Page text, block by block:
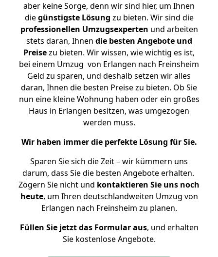
aber keine Sorge, denn wir sind hier, um Ihnen
diegünstigste Lösung zu bieten. Wir sind die
professionellen Umzugsexperten und arbeiten
stets daran, Ihnen die besten Angebote und
Preisezu bieten. Wir wissen, wie wichtig es ist,
bei einem Umzug von Erlangen nach Freinsheim
Geld zu sparen, und deshalb setzen wir alles
daran, Ihnen die besten Preise zu bieten. Ob Sie
nun eine kleine Wohnung haben oder ein großes
Haus in Erlangen besitzen, was umgezogen
werden muss.
Wir haben immer die perfekte Lösung für Sie.
Sparen Sie sich die Zeit – wir kümmern uns
darum, dass Sie die besten Angebote erhalten.
Zögern Sie nicht und kontaktieren Sie uns noch
heute, um Ihren deutschlandweiten Umzug von
Erlangen nach Freinsheim zu planen.
Füllen Sie jetzt das Formular aus, und erhalten
Sie kostenlose Angebote.